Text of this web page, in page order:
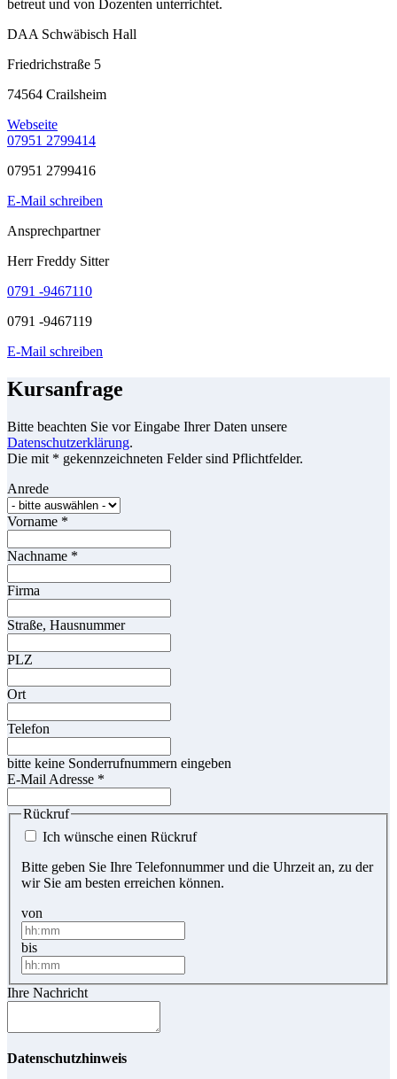
betreut und von Dozenten unterrichtet.
DAA Schwäbisch Hall
Friedrichstraße 5
74564 Crailsheim
Webseite
07951 2799414
07951 2799416
E-Mail schreiben
Ansprechpartner
Herr Freddy Sitter
0791 -9467110
0791 -9467119
E-Mail schreiben
Kursanfrage
Bitte beachten Sie vor Eingabe Ihrer Daten unsere
Datenschutzerklärung.
Die mit * gekennzeichneten Felder sind Pflichtfelder.
Anrede
Vorname *
Nachname *
Firma
Straße, Hausnummer
PLZ
Ort
Telefon
bitte keine Sonderrufnummern eingeben
E-Mail Adresse *
Rückruf
Ich wünsche einen Rückruf
Bitte geben Sie Ihre Telefonnummer und die Uhrzeit an, zu der
wir Sie am besten erreichen können.
von
bis
Ihre Nachricht
Datenschutzhinweis